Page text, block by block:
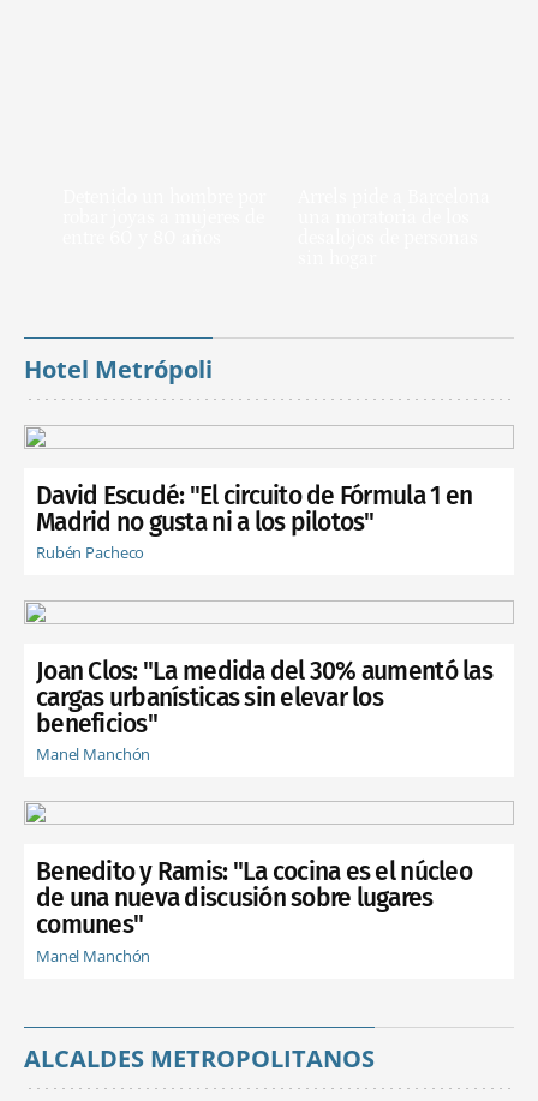
Hotel Metrópoli
David Escudé: "El circuito de Fórmula 1 en
Madrid no gusta ni a los pilotos"
Rubén Pacheco
Joan Clos: "La medida del 30% aumentó las
cargas urbanísticas sin elevar los
beneficios"
Manel Manchón
Benedito y Ramis: "La cocina es el núcleo
de una nueva discusión sobre lugares
comunes"
Manel Manchón
ALCALDES METROPOLITANOS